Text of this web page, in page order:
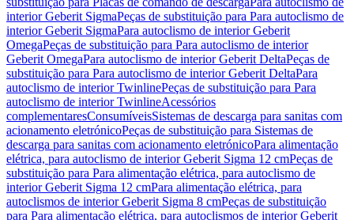
interior Geberit SigmaPeças de substituição para Para autoclismo de
interior Geberit SigmaPara autoclismo de interior Geberit
OmegaPeças de substituição para Para autoclismo de interior
Geberit OmegaPara autoclismo de interior Geberit DeltaPeças de
substituição para Para autoclismo de interior Geberit DeltaPara
autoclismo de interior TwinlinePeças de substituição para Para
autoclismo de interior TwinlineAcessórios
complementaresConsumíveisSistemas de descarga para sanitas com
acionamento eletrónicoPeças de substituição para Sistemas de
descarga para sanitas com acionamento eletrónicoPara alimentação
elétrica, para autoclismo de interior Geberit Sigma 12 cmPeças de
substituição para Para alimentação elétrica, para autoclismo de
interior Geberit Sigma 12 cmPara alimentação elétrica, para
autoclismos de interior Geberit Sigma 8 cmPeças de substituição
para Para alimentação elétrica, para autoclismos de interior Geberit